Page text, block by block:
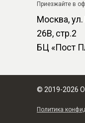
Москва,
26В, стр.2
БЦ «Пост
Приезжайте в
© 2019-2026
Политика